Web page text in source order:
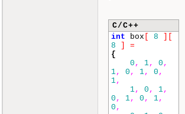
C/C++
int box 8
8
=
{
0 , 1, 0 ,
1, 0 , 1, 0 ,
1,
1, 0 , 1,
0 , 1, 0 , 1,
0 ,